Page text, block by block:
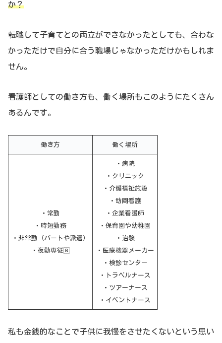
か？
転職して子育てとの両立ができなかったとしても、合わな
かっただけで自分に合う職場じゃなかっただけかもしれま
せん。
看護師としての働き方も、働く場所もこのようにたくさん
あるんです。
働き方 働く場所
・常勤
・時短勤務
・非常勤（パートや派遣）
・夜勤専従🄱
・病院
・クリニック
・介護福祉施設
・訪問看護
・企業看護師
・保育園や幼稚園
・治験
・医療機器メーカー
・検診センター
・トラベルナース
・ツアーナース
・イベントナース
私も金銭的なことで子供に我慢をさせたくないという思い